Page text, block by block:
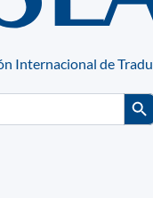
Internacional de
Search